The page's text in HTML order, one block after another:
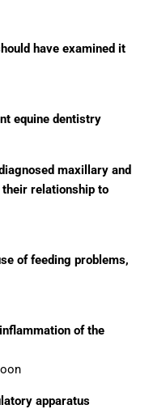
have examined it
equine dentistry
maxillary and
relationship to
of feeding problems,
of the
apparatus